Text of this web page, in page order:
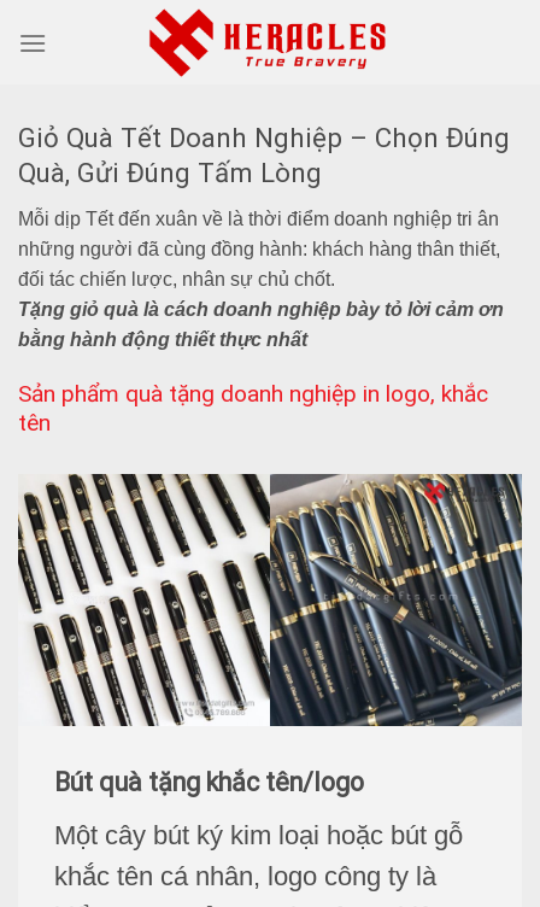
Giỏ Quà Tết Doanh Nghiệp – Chọn Đúng
Quà, Gửi Đúng Tấm Lòng
Mỗi dịp Tết đến xuân về là thời điểm doanh nghiệp tri ân
những người đã cùng đồng hành: khách hàng thân thiết,
đối tác chiến lược, nhân sự chủ chốt.
Tặng giỏ quà là cách doanh nghiệp bày tỏ lời cảm ơn
bằng hành động thiết thực nhất
Sản phẩm quà tặng doanh nghiệp in logo, khắc
tên
Bút quà tặng khắc tên/logo
Một cây bút ký kim loại hoặc bút gỗ
khắc tên cá nhân, logo công ty là